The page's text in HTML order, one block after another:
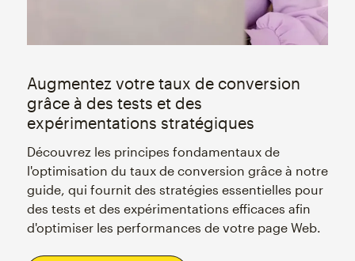
Augmentez votre taux de conversion
grâce à des tests et des
expérimentations stratégiques
Découvrez les principes fondamentaux de
l'optimisation du taux de conversion grâce à notre
guide, qui fournit des stratégies essentielles pour
des tests et des expérimentations efficaces afin
d'optimiser les performances de votre page Web.